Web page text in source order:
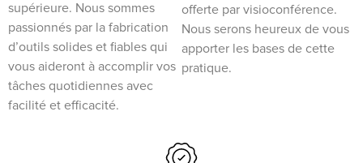
supérieure. Nous sommes
passionnés par la fabrication
d’outils solides et fiables qui
vous aideront à accomplir vos
tâches quotidiennes avec
facilité et efficacité.
offerte par visioconférence.
Nous serons heureux de vous
apporter les bases de cette
pratique.